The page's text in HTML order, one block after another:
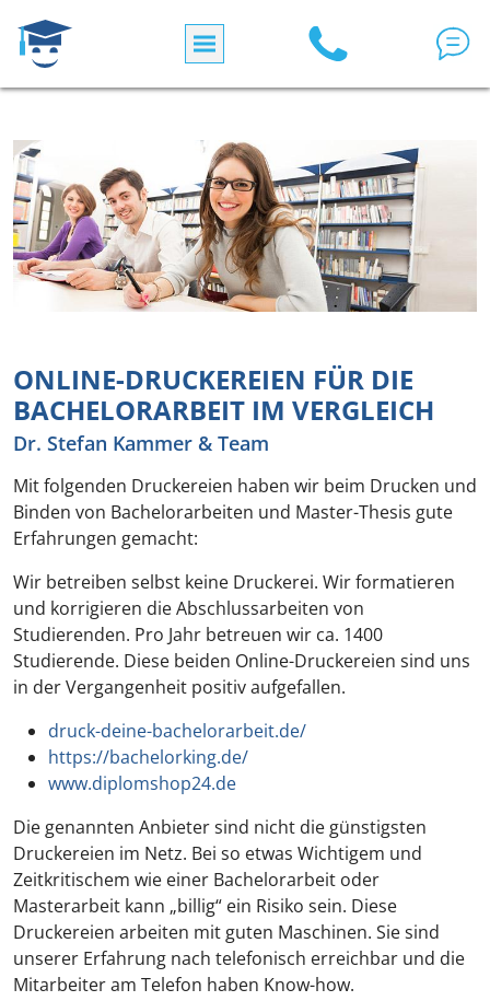
ONLINE-DRUCKEREIEN FÜR DIE
BACHELORARBEIT IM VERGLEICH
Dr. Stefan Kammer & Team
Mit folgenden Druckereien haben wir beim Drucken und
Binden von Bachelorarbeiten und Master-Thesis gute
Erfahrungen gemacht:
Wir betreiben selbst keine Druckerei. Wir formatieren
und korrigieren die Abschlussarbeiten von
Studierenden. Pro Jahr betreuen wir ca. 1400
Studierende. Diese beiden Online-Druckereien sind uns
in der Vergangenheit positiv aufgefallen.
druck-deine-bachelorarbeit.de/
https://bachelorking.de/
www.diplomshop24.de
Die genannten Anbieter sind nicht die günstigsten
Druckereien im Netz. Bei so etwas Wichtigem und
Zeitkritischem wie einer Bachelorarbeit oder
Masterarbeit kann „billig“ ein Risiko sein. Diese
Druckereien arbeiten mit guten Maschinen. Sie sind
unserer Erfahrung nach telefonisch erreichbar und die
Mitarbeiter am Telefon haben Know-how.